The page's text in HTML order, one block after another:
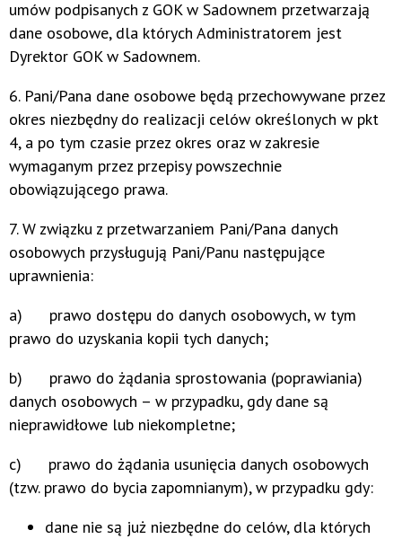
umów podpisanych z GOK w Sadownem przetwarzają
dane osobowe, dla których Administratorem jest
Dyrektor GOK w Sadownem.
6. Pani/Pana dane osobowe będą przechowywane przez
okres niezbędny do realizacji celów określonych w pkt
4, a po tym czasie przez okres oraz w zakresie
wymaganym przez przepisy powszechnie
obowiązującego prawa.
7. W związku z przetwarzaniem Pani/Pana danych
osobowych przysługują Pani/Panu następujące
uprawnienia:
a) prawo dostępu do danych osobowych, w tym
prawo do uzyskania kopii tych danych;
b) prawo do żądania sprostowania (poprawiania)
danych osobowych – w przypadku, gdy dane są
nieprawidłowe lub niekompletne;
c) prawo do żądania usunięcia danych osobowych
(tzw. prawo do bycia zapomnianym), w przypadku gdy:
dane nie są już niezbędne do celów, dla których